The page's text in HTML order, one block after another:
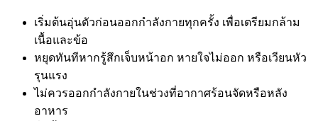
เริ่มต้นอุ่นตัวก่อนออกกำลังกายทุกครั้ง เพื่อเตรียมกล้าม
เนื้อและข้อ
หยุดทันทีหากรู้สึกเจ็บหน้าอก หายใจไม่ออก หรือเวียนหัว
รุนแรง
ไม่ควรออกกำลังกายในช่วงที่อากาศร้อนจัดหรือหลัง
อาหาร